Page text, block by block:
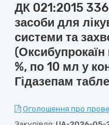
ДК 021:2015
засоби для
системи та
(Оксибупрокаїн
%, по 10 мл у
Гідазепам
Оголошення про